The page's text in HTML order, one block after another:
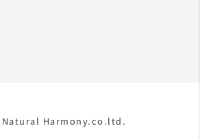
Harmony.co.ltd.